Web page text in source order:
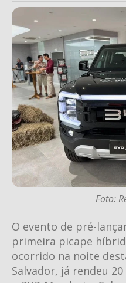
Foto:
O evento de pré-
primeira picape
ocorrido na noite
Salvador, já rendeu